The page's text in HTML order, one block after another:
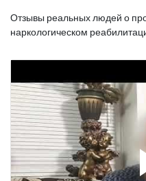
Отзывы реальных людей о
наркологическом